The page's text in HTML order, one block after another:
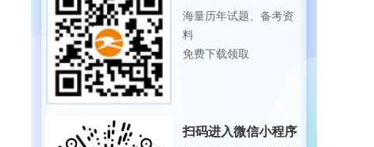
海量历年试题、备考资
料
免费下载领取
扫码进入微信小程序